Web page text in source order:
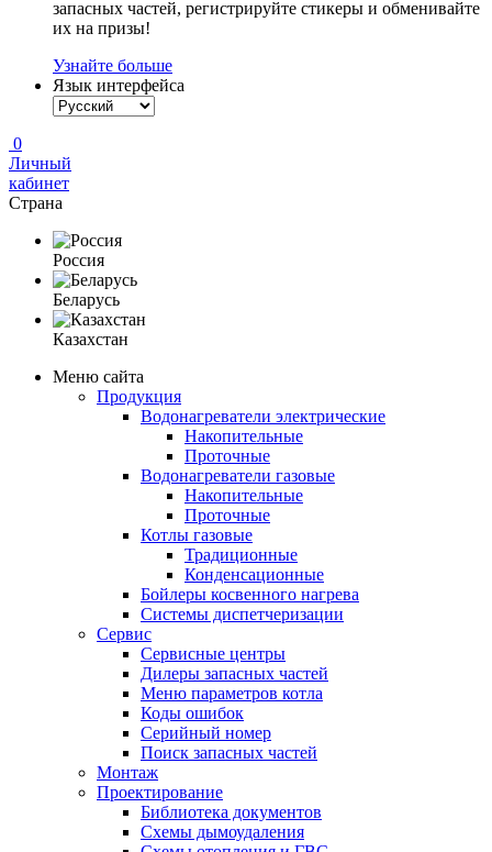
запасных частей, регистрируйте стикеры и обменивайте
их на призы!
Узнайте больше
Язык интерфейса
0
Личный
кабинет
Страна
Россия
Беларусь
Казахстан
Меню сайта
Продукция
Водонагреватели электрические
Накопительные
Проточные
Водонагреватели газовые
Накопительные
Проточные
Котлы газовые
Традиционные
Конденсационные
Бойлеры косвенного нагрева
Системы диспетчеризации
Сервис
Сервисные центры
Дилеры запасных частей
Меню параметров котла
Коды ошибок
Серийный номер
Поиск запасных частей
Монтаж
Проектирование
Библиотека документов
Схемы дымоудаления